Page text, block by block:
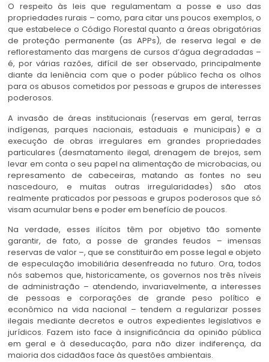
O respeito às leis que regulamentam a posse e uso das
propriedades rurais – como, para citar uns poucos exemplos, o
que estabelece o Código Florestal quanto a áreas obrigatórias
de proteção permanente (as APPs), de reserva legal e de
reflorestamento das margens de cursos d’água degradadas –
é, por várias razões, difícil de ser observado, principalmente
diante da leniência com que o poder público fecha os olhos
para os abusos cometidos por pessoas e grupos de interesses
poderosos.
A invasão de áreas institucionais (reservas em geral, terras
indígenas, parques nacionais, estaduais e municipais) e a
execução de obras irregulares em grandes propriedades
particulares (desmatamento ilegal, drenagem de brejos, sem
levar em conta o seu papel na alimentação de microbacias, ou
represamento de cabeceiras, matando as fontes no seu
nascedouro, e muitas outras irregularidades) são atos
realmente praticados por pessoas e grupos poderosos que só
visam acumular bens e poder em benefício de poucos.
Na verdade, esses ilícitos têm por objetivo tão somente
garantir, de fato, a posse de grandes feudos – imensas
reservas de valor –, que se constituirão em posse legal e objeto
de especulação imobiliária desenfreada no futuro. Ora, todos
nós sabemos que, historicamente, os governos nos três níveis
de administração – atendendo, invariavelmente, a interesses
de pessoas e corporações de grande peso político e
econômico na vida nacional – tendem a regularizar posses
ilegais mediante decretos e outros expedientes legislativos e
jurídicos. Fazem isto face à insignificância da opinião pública
em geral e à deseducação, para não dizer indiferença, da
maioria dos cidadãos face às questões ambientais.